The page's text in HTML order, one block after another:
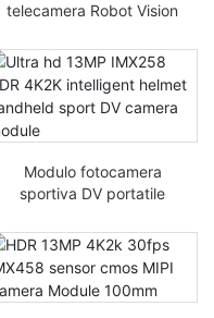
telecamera Robot Vision
Robot Vision da 13MP
HD MIPI OV13855 Mini
Modulo fotocamera
sportiva DV portatile
HDR HDR 4K2K